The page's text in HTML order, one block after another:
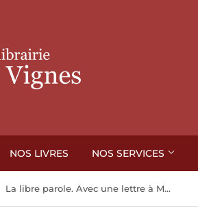
NOS LIVRES NOS SERVICES
La libre parole. Avec une lettre à M. le Ministre de l'Instruction publique.